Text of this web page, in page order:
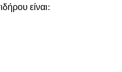
είναι: